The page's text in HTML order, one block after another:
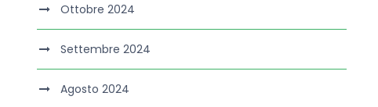
Ottobre 2024
Settembre 2024
Agosto 2024